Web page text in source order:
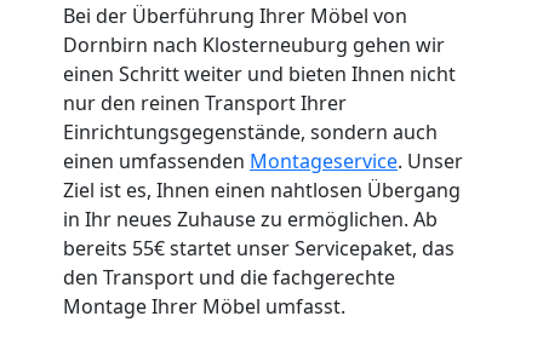
Bei der Überführung Ihrer Möbel von
Dornbirn nach Klosterneuburg gehen wir
einen Schritt weiter und bieten Ihnen nicht
nur den reinen Transport Ihrer
Einrichtungsgegenstände, sondern auch
einen umfassenden Montageservice. Unser
Ziel ist es, Ihnen einen nahtlosen Übergang
in Ihr neues Zuhause zu ermöglichen. Ab
bereits 55€ startet unser Servicepaket, das
den Transport und die fachgerechte
Montage Ihrer Möbel umfasst.